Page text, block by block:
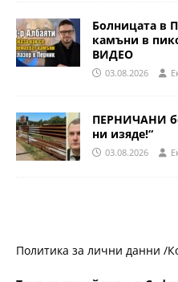
Болницата в
камъни в
ВИДЕО
03.08.2026
ПЕРНИЧАНИ
ни изяде!“
03.08.2026
Политика за лични данни /